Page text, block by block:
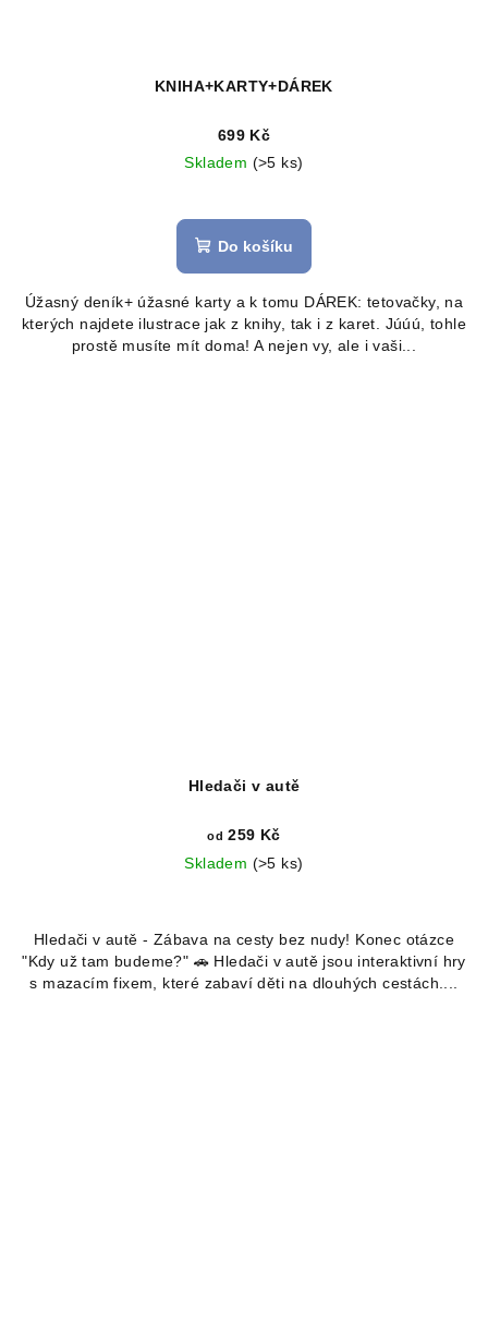
KNIHA+KARTY+DÁREK
699 Kč
Skladem (>5 ks)
hodnocení
produktu
z
5
hvězdiček.
Do košíku
Úžasný deník+ úžasné karty a k tomu DÁREK: tetovačky, na
kterých najdete ilustrace jak z knihy, tak i z karet. Júúú, tohle
prostě musíte mít doma! A nejen vy, ale i vaši...
Hledači v autě
od 259 Kč
Skladem (>5 ks)
produktu
je
5,0
Hledači v autě - Zábava na cesty bez nudy! Konec otázce
"Kdy už tam budeme?" 🚗 Hledači v autě jsou interaktivní hry
s mazacím fixem, které zabaví děti na dlouhých cestách....